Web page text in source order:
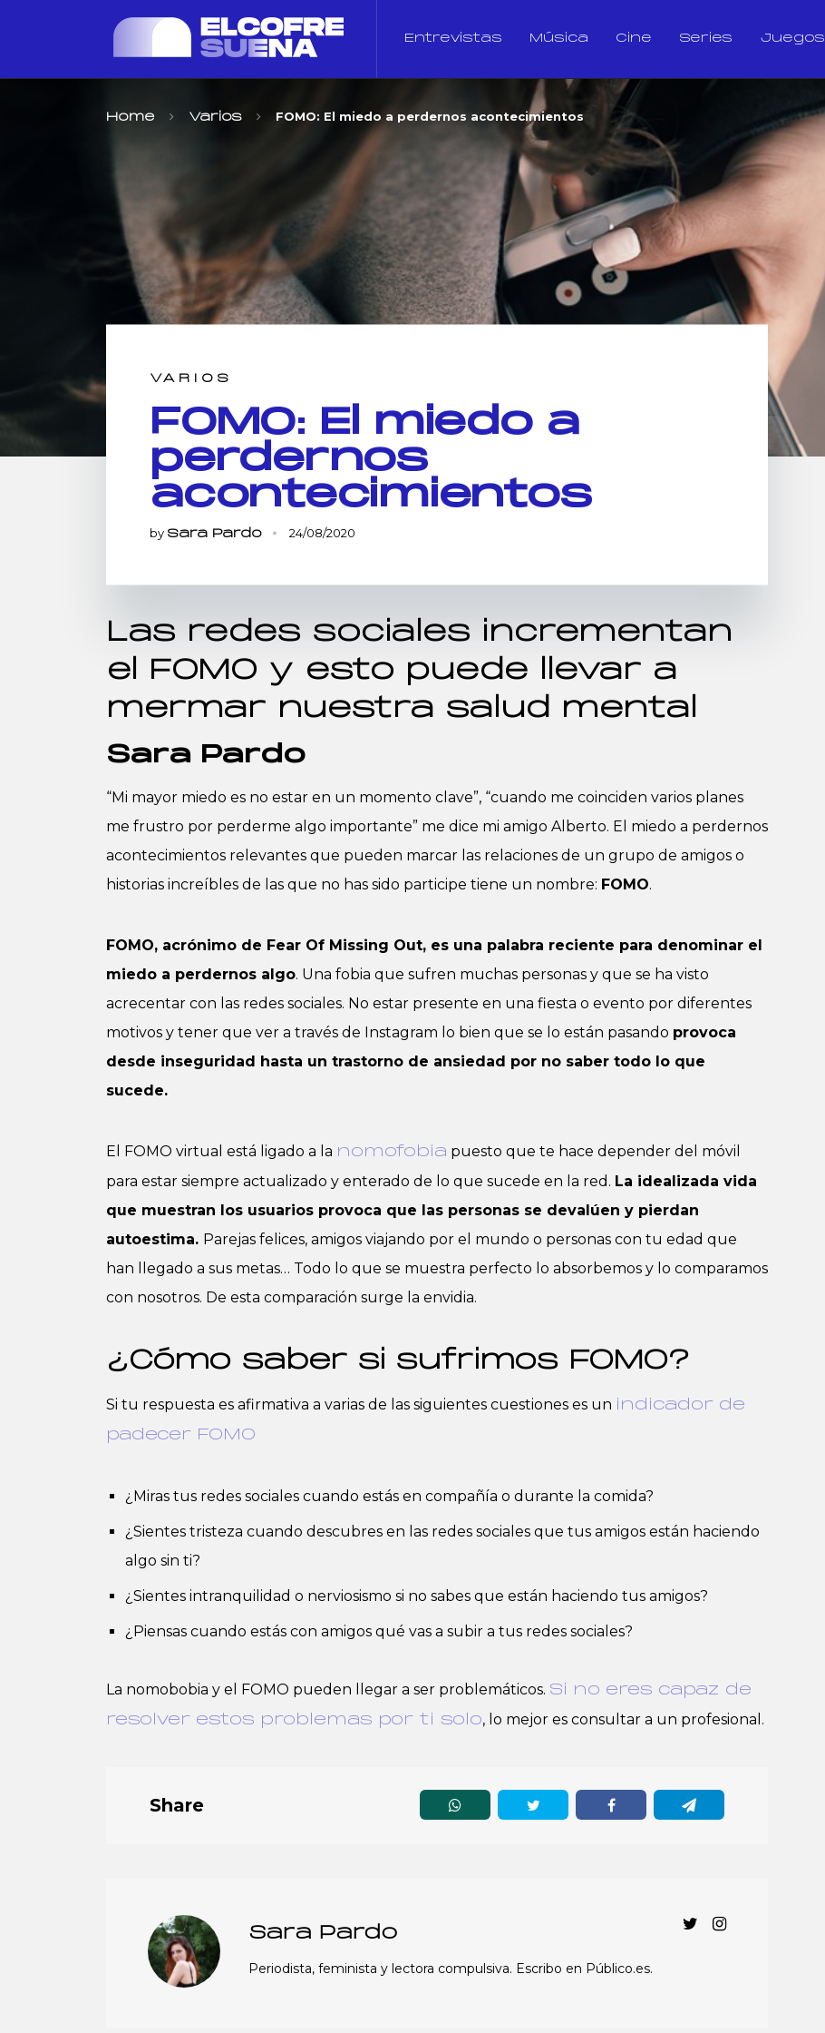
Entrevistas Música Cine Series Juegos
Home Varios FOMO: El miedo a perdernos acontecimientos
VARIOS
FOMO: El miedo a
perdernos
acontecimientos
by Sara Pardo 24/08/2020
Las redes sociales incrementan
el FOMO y esto puede llevar a
mermar nuestra salud mental
Sara Pardo
“Mi mayor miedo es no estar en un momento clave”, “cuando me coinciden varios planes
me frustro por perderme algo importante” me dice mi amigo Alberto. El miedo a perdernos
acontecimientos relevantes que pueden marcar las relaciones de un grupo de amigos o
historias increíbles de las que no has sido participe tiene un nombre: FOMO.
FOMO, acrónimo de Fear Of Missing Out, es una palabra reciente para denominar el
miedo a perdernos algo. Una fobia que sufren muchas personas y que se ha visto
acrecentar con las redes sociales. No estar presente en una fiesta o evento por diferentes
motivos y tener que ver a través de Instagram lo bien que se lo están pasando provoca
desde inseguridad hasta un trastorno de ansiedad por no saber todo lo que
sucede.
El FOMO virtual está ligado a la nomofobia puesto que te hace depender del móvil
para estar siempre actualizado y enterado de lo que sucede en la red. La idealizada vida
que muestran los usuarios provoca que las personas se devalúen y pierdan
autoestima. Parejas felices, amigos viajando por el mundo o personas con tu edad que
han llegado a sus metas… Todo lo que se muestra perfecto lo absorbemos y lo comparamos
con nosotros. De esta comparación surge la envidia.
¿Cómo saber si sufrimos FOMO?
Si tu respuesta es afirmativa a varias de las siguientes cuestiones es un indicador de
padecer FOMO
¿Miras tus redes sociales cuando estás en compañía o durante la comida?
¿Sientes tristeza cuando descubres en las redes sociales que tus amigos están haciendo
algo sin ti?
¿Sientes intranquilidad o nerviosismo si no sabes que están haciendo tus amigos?
¿Piensas cuando estás con amigos qué vas a subir a tus redes sociales?
La nomobobia y el FOMO pueden llegar a ser problemáticos. Si no eres capaz de
resolver estos problemas por ti solo, lo mejor es consultar a un profesional.
Share
Sara Pardo
Periodista, feminista y lectora compulsiva. Escribo en Público.es.